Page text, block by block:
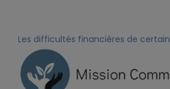
Les difficultés financières de